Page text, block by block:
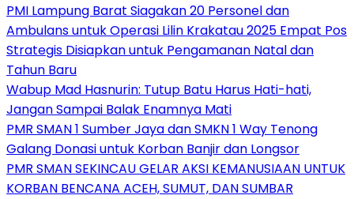
PMI Lampung Barat Siagakan 20 Personel dan
Ambulans untuk Operasi Lilin Krakatau 2025 Empat Pos
Strategis Disiapkan untuk Pengamanan Natal dan
Tahun Baru
Wabup Mad Hasnurin: Tutup Batu Harus Hati-hati,
Jangan Sampai Balak Enamnya Mati
PMR SMAN 1 Sumber Jaya dan SMKN 1 Way Tenong
Galang Donasi untuk Korban Banjir dan Longsor
PMR SMAN SEKINCAU GELAR AKSI KEMANUSIAAN UNTUK
KORBAN BENCANA ACEH, SUMUT, DAN SUMBAR